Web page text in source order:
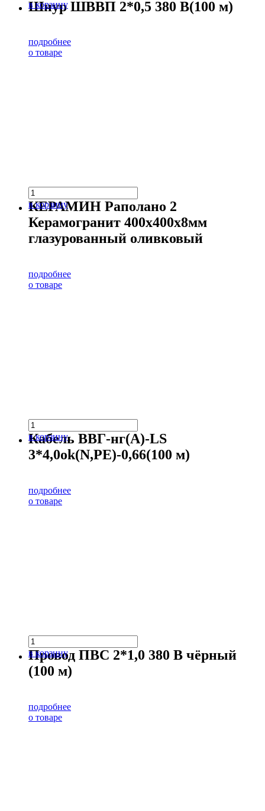
в корзину
Шнур ШВВП 2*0,5 380 В(100 м)
подробнее
о товаре
в корзину
КЕРАМИН Раполано 2
Керамогранит 400х400х8мм
глазурованный оливковый
подробнее
о товаре
в корзину
Кабель ВВГ-нг(А)-LS
3*4,0ok(N,PE)-0,66(100 м)
подробнее
о товаре
в корзину
Провод ПВС 2*1,0 380 В чёрный
(100 м)
подробнее
о товаре